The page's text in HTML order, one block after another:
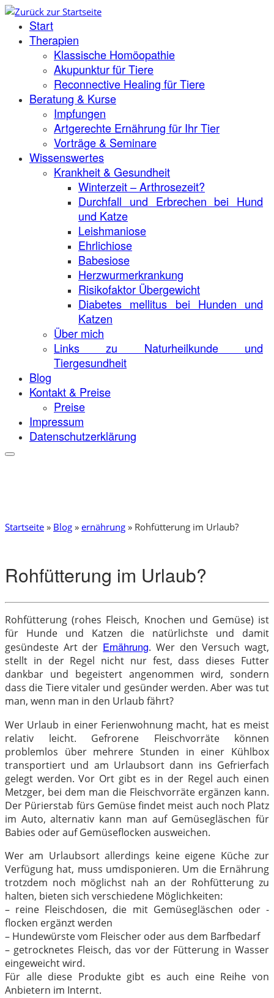
Zum
Inhalt
springen
Start
Therapien
Klassische Homöopathie
Akupunktur für Tiere
Reconnective Healing für Tiere
Beratung & Kurse
Impfungen
Artgerechte Ernährung für Ihr Tier
Vorträge & Seminare
Wissenswertes
Krankheit & Gesundheit
Winterzeit – Arthrosezeit?
Durchfall und Erbrechen bei Hund
und Katze
Leishmaniose
Ehrlichiose
Babesiose
Herzwurmerkrankung
Risikofaktor Übergewicht
Diabetes mellitus bei Hunden und
Katzen
Über mich
Links zu Naturheilkunde und
Tiergesundheit
Blog
Kontakt & Preise
Preise
Impressum
Datenschutzerklärung
Startseite » Blog » ernährung » Rohfütterung im Urlaub?
Rohfütterung im Urlaub?
Rohfütterung (rohes Fleisch, Knochen und Gemüse) ist
für Hunde und Katzen die natürlichste und damit
gesündeste Art der Ernährung. Wer den Versuch wagt,
stellt in der Regel nicht nur fest, dass dieses Futter
dankbar und begeistert angenommen wird, sondern
dass die Tiere vitaler und gesünder werden. Aber was tut
man, wenn man in den Urlaub fährt?
Wer Urlaub in einer Ferienwohnung macht, hat es meist
relativ leicht. Gefrorene Fleischvorräte können
problemlos über mehrere Stunden in einer Kühlbox
transportiert und am Urlaubsort dann ins Gefrierfach
gelegt werden. Vor Ort gibt es in der Regel auch einen
Metzger, bei dem man die Fleischvorräte ergänzen kann.
Der Pürierstab fürs Gemüse findet meist auch noch Platz
im Auto, alternativ kann man auf Gemüsegläschen für
Babies oder auf Gemüseflocken ausweichen.
Wer am Urlaubsort allerdings keine eigene Küche zur
Verfügung hat, muss umdisponieren. Um die Ernährung
trotzdem noch möglichst nah an der Rohfütterung zu
halten, bieten sich verschiedene Möglichkeiten:
– reine Fleischdosen, die mit Gemüsegläschen oder -
flocken ergänzt werden
– Hundewürste vom Fleischer oder aus dem Barfbedarf
– getrocknetes Fleisch, das vor der Fütterung in Wasser
eingeweicht wird.
Für alle diese Produkte gibt es auch eine Reihe von
Anbietern im Internt.